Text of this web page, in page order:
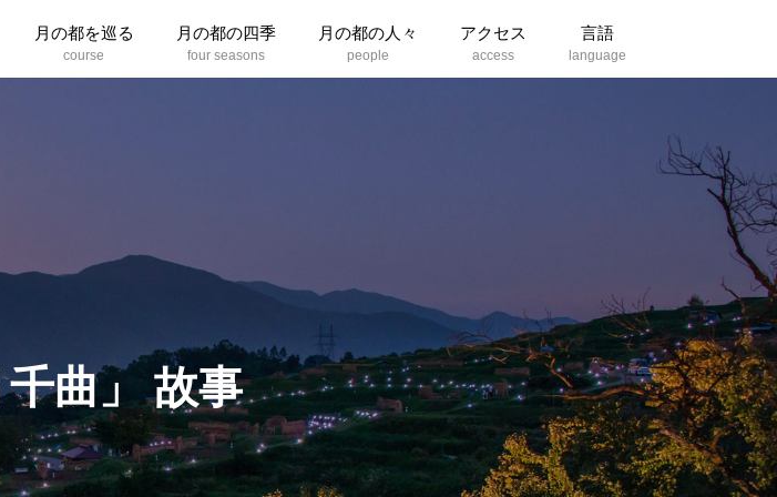
月の都を巡る 月の都の四季 月の都の人々 アクセス 言語
千曲」 故事